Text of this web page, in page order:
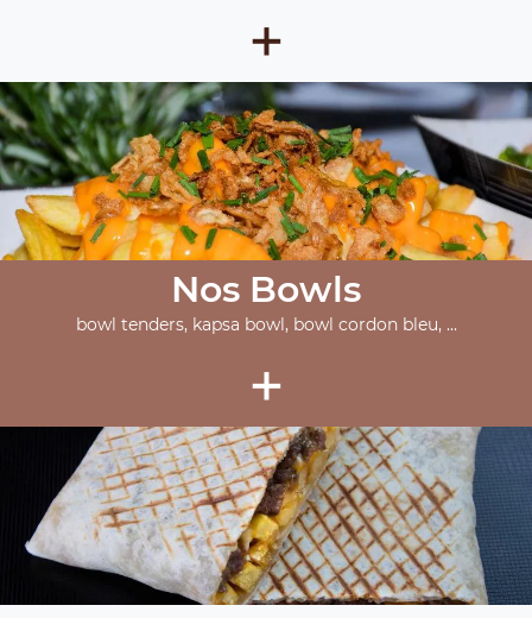
+
Nos Bowls
bowl tenders, kapsa bowl, bowl cordon bleu, ...
+